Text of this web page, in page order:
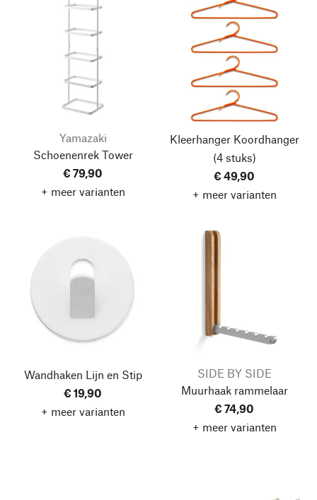
Yamazaki
Schoenenrek Tower
€ 79,90
+ meer varianten
Kleerhanger Koordhanger
(4 stuks)
€ 49,90
+ meer varianten
Wandhaken Lijn en Stip
€ 19,90
+ meer varianten
SIDE BY SIDE
Muurhaak rammelaar
€ 74,90
+ meer varianten